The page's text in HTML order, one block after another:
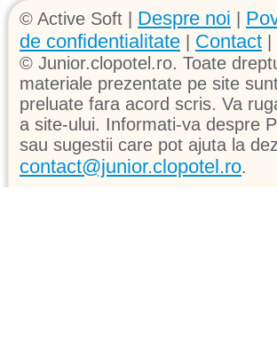
© Active Soft | Despre noi
de confidentialitate
Contact
© Junior.clopotel.ro. Toate
materiale prezentate pe site
preluate fara acord scris. Va
a site-ului. Informati-va despre
sau sugestii care pot ajuta la
contact@junior.clopotel.ro.